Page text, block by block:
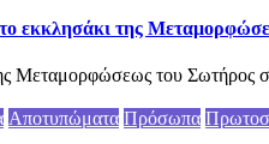
εκκλησάκι της
Μεταμορφώσεως του Σωτήρος
Αποτυπώματα Πρόσωπα